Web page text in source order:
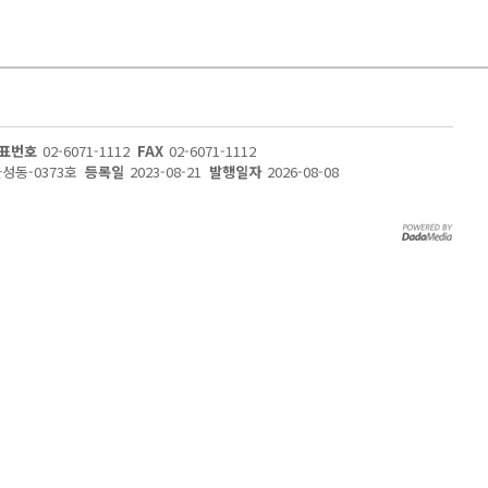
번호 02-6071-1112 FAX 02-6071-1112
동-0373호 등록일 2023-08-21 발행일자 2026-08-08